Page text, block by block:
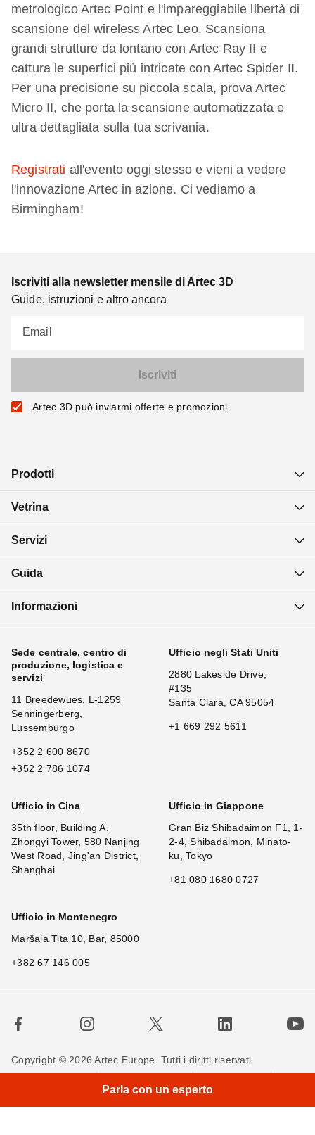
metrologico Artec Point e l'impareggiabile libertà di
scansione del wireless Artec Leo. Scansiona
grandi strutture da lontano con Artec Ray II e
cattura le superfici più intricate con Artec Spider II.
Per una precisione su piccola scala, prova Artec
Micro II, che porta la scansione automatizzata e
ultra dettagliata sulla tua scrivania.
Registrati all'evento oggi stesso e vieni a vedere
l'innovazione Artec in azione. Ci vediamo a
Birmingham!
Iscriviti alla newsletter mensile di Artec 3D
Guide, istruzioni e altro ancora
Email
Artec 3D può inviarmi offerte e promozioni
Prodotti
Vetrina
Servizi
Guida
Informazioni
Sede centrale, centro di
produzione, logistica e
servizi
11 Breedewues, L-1259
Senningerberg,
Lussemburgo
+352 2 600 8670
+352 2 786 1074
Ufficio negli Stati Uniti
2880 Lakeside Drive,
#135
Santa Clara, CA 95054
+1 669 292 5611
Ufficio in Cina
35th floor, Building A,
Zhongyi Tower, 580 Nanjing
West Road, Jing'an District,
Shanghai
Ufficio in Giappone
Gran Biz Shibadaimon F1, 1-
2-4, Shibadaimon, Minato-
ku, Tokyo
+81 080 1680 0727
Ufficio in Montenegro
Maršala Tita 10, Bar, 85000
+382 67 146 005
Copyright © 2026 Artec Europe. Tutti i diritti riservati.
Contattaci
Parla con un esperto